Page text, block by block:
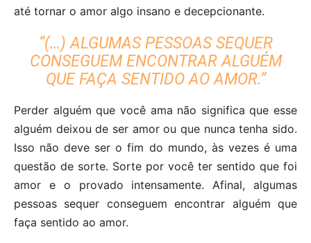
até tornar o amor algo insano e decepcionante.
“(…) ALGUMAS PESSOAS SEQUER
CONSEGUEM ENCONTRAR ALGUÉM
QUE FAÇA SENTIDO AO AMOR.”
Perder alguém que você ama não significa que esse
alguém deixou de ser amor ou que nunca tenha sido.
Isso não deve ser o fim do mundo, às vezes é uma
questão de sorte. Sorte por você ter sentido que foi
amor e o provado intensamente. Afinal, algumas
pessoas sequer conseguem encontrar alguém que
faça sentido ao amor.